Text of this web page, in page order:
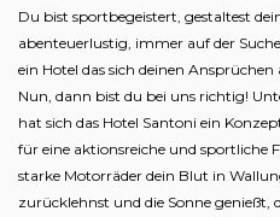
Du bist sportbegeistert, gestaltest
abenteuerlustig, immer auf der
ein Hotel das sich deinen Ansprüchen
Nun, dann bist du bei uns richtig!
hat sich das Hotel Santoni ein
für eine aktionsreiche und sportliche
starke Motorräder dein Blut in
zurücklehnst und die Sonne genießt,